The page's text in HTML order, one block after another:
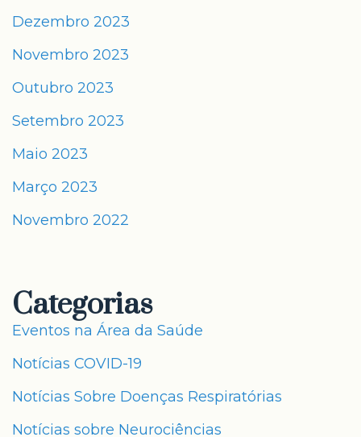
Dezembro 2023
Novembro 2023
Outubro 2023
Setembro 2023
Maio 2023
Março 2023
Novembro 2022
Categorias
Eventos na Área da Saúde
Notícias COVID-19
Notícias Sobre Doenças Respiratórias
Notícias sobre Neurociências